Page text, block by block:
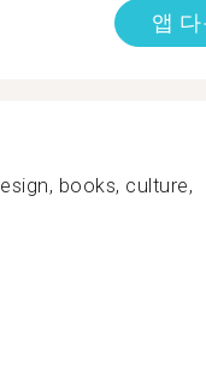
앱
books, culture,